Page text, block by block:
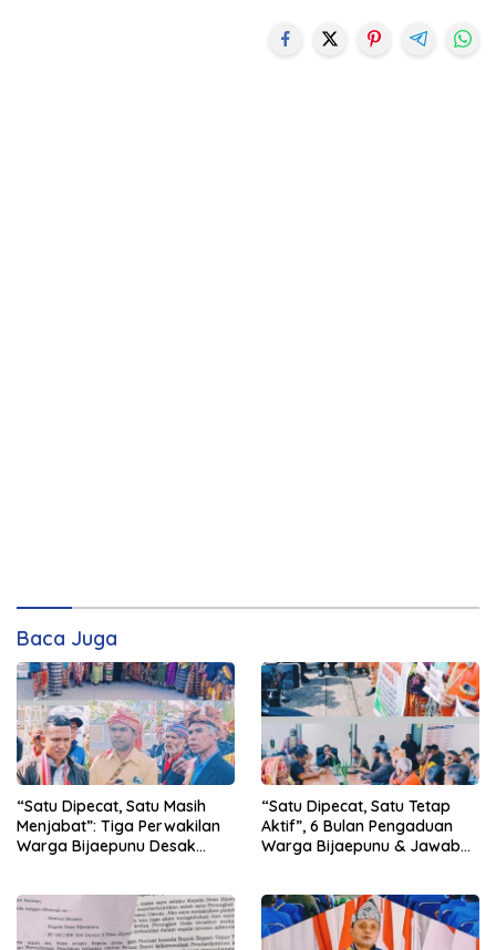
Baca Juga
“Satu Dipecat, Satu Masih
Menjabat”: Tiga Perwakilan
Warga Bijaepunu Desak
“Satu Dipecat, Satu Tetap
Aktif”, 6 Bulan Pengaduan
Warga Bijaepunu & Jawaban